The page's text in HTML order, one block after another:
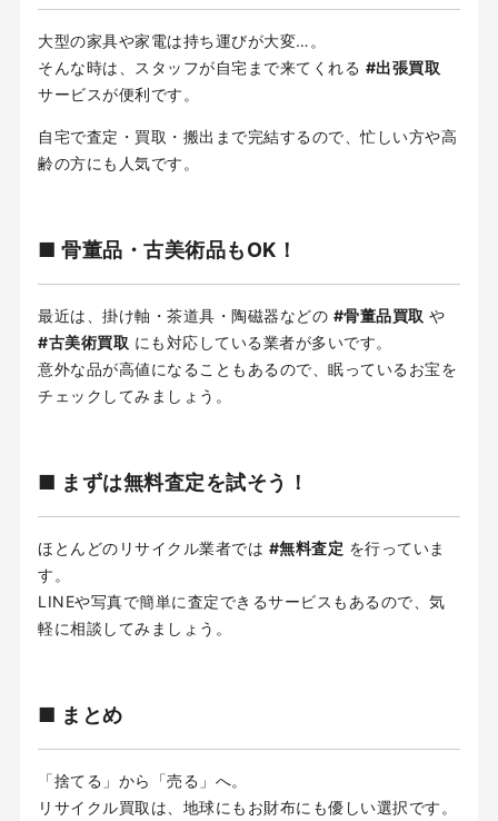
大型の家具や家電は持ち運びが大変…。
そんな時は、スタッフが自宅まで来てくれる #出張買取
サービスが便利です。
自宅で査定・買取・搬出まで完結するので、忙しい方や高
齢の方にも人気です。
■ 骨董品・古美術品もOK！
最近は、掛け軸・茶道具・陶磁器などの #骨董品買取 や
#古美術買取 にも対応している業者が多いです。
意外な品が高値になることもあるので、眠っているお宝を
チェックしてみましょう。
■ まずは無料査定を試そう！
ほとんどのリサイクル業者では #無料査定 を行っていま
す。
LINEや写真で簡単に査定できるサービスもあるので、気
軽に相談してみましょう。
■ まとめ
「捨てる」から「売る」へ。
リサイクル買取は、地球にもお財布にも優しい選択です。